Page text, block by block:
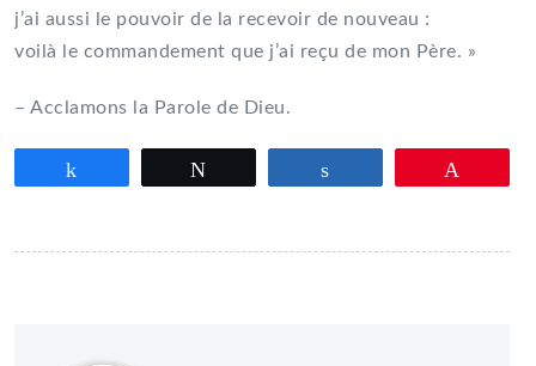
j’ai aussi le pouvoir de la recevoir de nouveau :
voilà le commandement que j’ai reçu de mon Père. »
– Acclamons la Parole de Dieu.